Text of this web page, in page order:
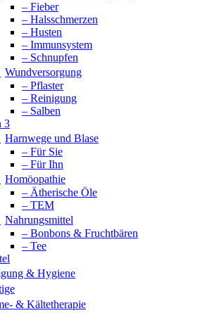
– Fieber
– Halsschmerzen
– Husten
– Immunsystem
– Schnupfen
Wundversorgung
– Pflaster
– Reinigung
– Salben
3
Harnwege und Blase
– Für Sie
– Für Ihn
Homöopathie
– Ätherische Öle
– TEM
Nahrungsmittel
– Bonbons & Fruchtbären
– Tee
& Hygiene
& Kältetherapie